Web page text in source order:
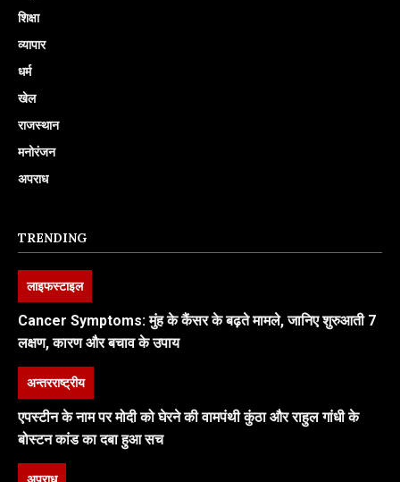
शिक्षा
व्यापार
धर्म
खेल
राजस्थान
मनोरंजन
अपराध
TRENDING
लाइफस्टाइल
Cancer Symptoms: मुंह के कैंसर के बढ़ते मामले, जानिए शुरुआती 7
लक्षण, कारण और बचाव के उपाय
अन्तरराष्ट्रीय
एपस्टीन के नाम पर मोदी को घेरने की वामपंथी कुंठा और राहुल गांधी के
बोस्टन कांड का दबा हुआ सच